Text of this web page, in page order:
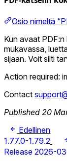
Osio nimeltä
Kun avaat
mukavassa,
sijaan. Voit silti
Action required:
Contact
Published 20
Edellinen
1.77.0-1.79.2
Release 2026-